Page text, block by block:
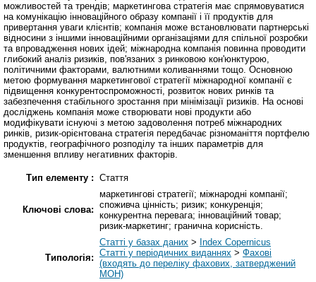
можливостей та трендів; маркетингова стратегія має спрямовуватися
на комунікацію інноваційного образу компанії і її продуктів для
привертання уваги клієнтів; компанія може встановлювати партнерські
відносини з іншими інноваційними організаціями для спільної розробки
та впровадження нових ідей; міжнародна компанія повинна проводити
глибокий аналіз ризиків, пов'язаних з ринковою кон'юнктурою,
політичними факторами, валютними коливаннями тощо. Основною
метою формування маркетингової стратегії міжнародної компанії є
підвищення конкурентоспроможності, розвиток нових ринків та
забезпечення стабільного зростання при мінімізації ризиків. На основі
досліджень компанія може створювати нові продукти або
модифікувати існуючі з метою задоволення потреб міжнародних
ринків, ризик-орієнтована стратегія передбачає різноманіття портфелю
продуктів, географічного розподілу та інших параметрів для
зменшення впливу негативних факторів.
Тип елементу : Стаття
Ключові слова:
маркетингові стратегії; міжнародні компанії;
споживча цінність; ризик; конкуренція;
конкурентна перевага; інноваційний товар;
ризик-маркетинг; гранична корисність.
Типологія:
Статті у базах даних > Index Copernicus
Статті у періодичних виданнях > Фахові
(входять до переліку фахових, затверджений
МОН)